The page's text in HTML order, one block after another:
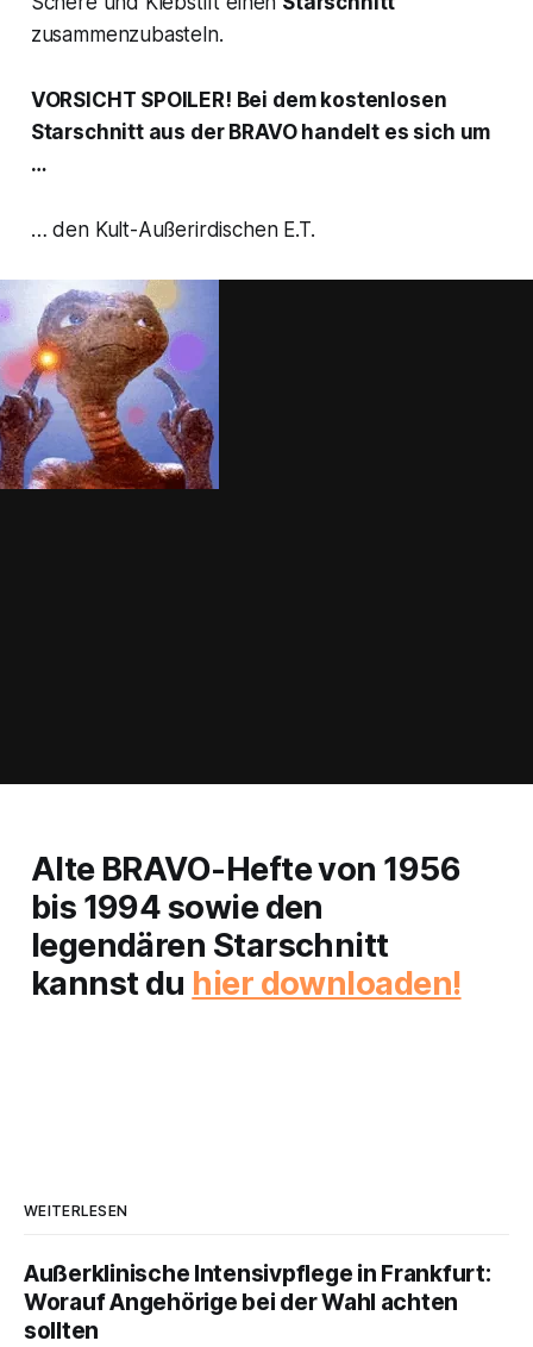
zusammenzubasteln.
VORSICHT SPOILER! Bei dem kostenlosen
Starschnitt aus der BRAVO handelt es sich um
…
… den Kult-Außerirdischen E.T.
Alte BRAVO-Hefte von 1956
bis 1994 sowie den
legendären Starschnitt
kannst du hier downloaden!
WEITERLESEN
Außerklinische Intensivpflege in Frankfurt:
Worauf Angehörige bei der Wahl achten
sollten